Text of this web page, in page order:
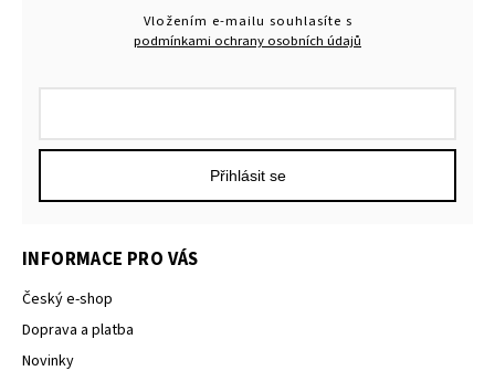
INFORMACE PRO VÁS
Český e-shop
Doprava a platba
Novinky
Vložením e-mailu souhlasíte s
podmínkami ochrany osobních údajů
Přihlásit se